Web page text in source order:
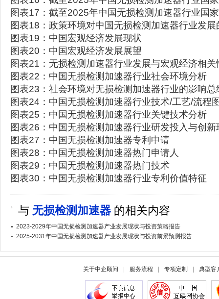
图表17：截至2025年中国无损检测加速器行业国
图表18：政策环境对中国无损检测加速器行业发展
图表19：中国宏观经济发展现状
图表20：中国宏观经济发展展望
图表21：无损检测加速器行业发展与宏观经济相关
图表22：中国无损检测加速器行业社会环境分析
图表23：社会环境对无损检测加速器行业的影响总
图表24：中国无损检测加速器行业技术/工艺/流程
图表25：中国无损检测加速器行业关键技术分析
图表26：中国无损检测加速器行业研发投入与创新
图表27：中国无损检测加速器专利申请
图表28：中国无损检测加速器热门申请人
图表29：中国无损检测加速器热门技术
图表30：中国无损检测加速器行业专利价值特征
与 无损检测加速器 的相关内容
2023-2029年中国无损检测加速器产业发展现状与投资策略报告
2025-2031年中国无损检测加速器产业发展现状与投资前景预测报告
关于中企顾问 服务流程 专项定制 典型客